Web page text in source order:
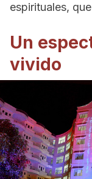
espirituales,
Un
vivido